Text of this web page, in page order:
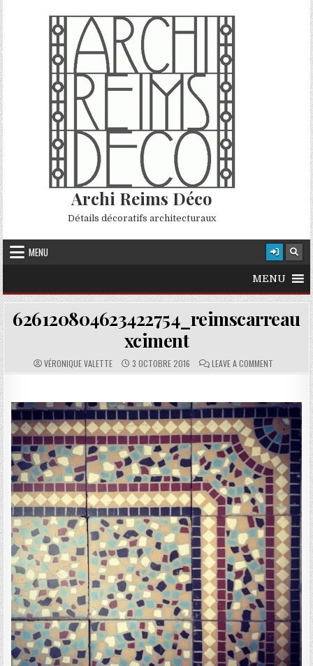
Skip to content
Archi Reims Déco
Détails décoratifs architecturaux
MENU
MENU
626120804623422754_reimscarreau
xciment
AUTHOR:
VÉRONIQUE VALETTE PUBLISHED DATE:
3 OCTOBRE 2016 COMMENTS:
LEAVE A COMMENTON